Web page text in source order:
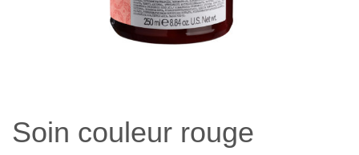
Soin couleur rouge